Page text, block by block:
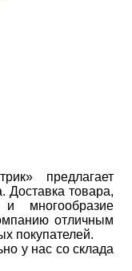
предлагает
Доставка товара,
многообразие
отличным
покупателей.
у нас со склада